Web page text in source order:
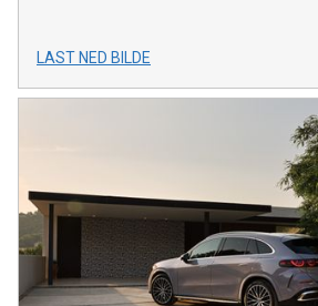
LAST NED BILDE